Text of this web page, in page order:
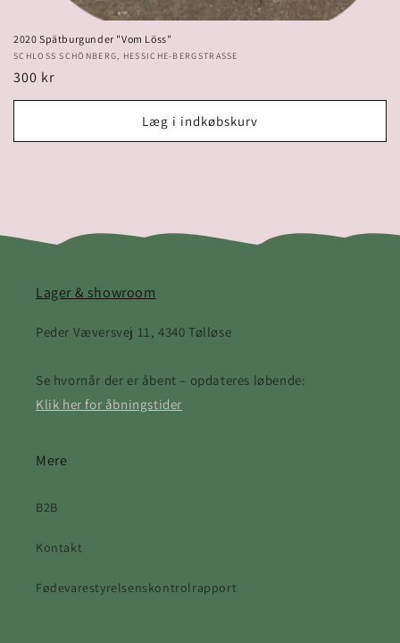
2020 Spätburgunder "Vom Löss"
Forhandler:
SCHLOSS SCHÖNBERG, HESSICHE-BERGSTRASSE
Normalpris
300 kr
Læg i indkøbskurv
Lager & showroom
Peder Væversvej 11, 4340 Tølløse
Se hvornår der er åbent – opdateres løbende:
Klik her for åbningstider
Mere
B2B
Kontakt
Fødevarestyrelsenskontrolrapport